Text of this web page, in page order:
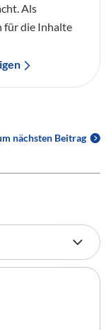
Als
für die Inhalte
nächsten Beitrag